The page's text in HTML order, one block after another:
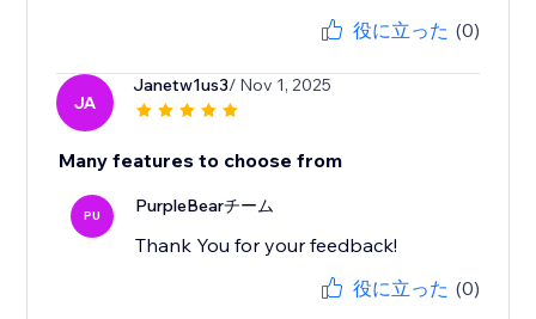
役に立った (0)
JA
Janetw1us3/ Nov 1, 2025
Many features to choose from
PU PurpleBearチーム
Thank You for your feedback!
役に立った (0)